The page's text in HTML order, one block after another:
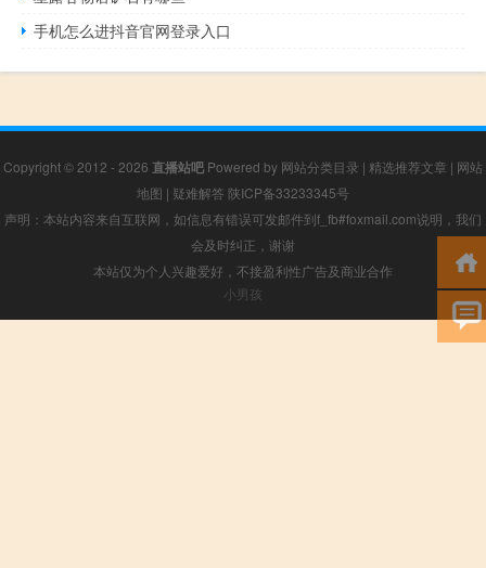
手机怎么进抖音官网登录入口
Copyright © 2012 - 2026 直播站吧 Powered by 网站分类目录 | 精选推荐文章 | 网站
地图 | 疑难解答 陕ICP备33233345号
声明：本站内容来自互联网，如信息有错误可发邮件到f_fb#foxmail.com说明，我们
会及时纠正，谢谢
本站仅为个人兴趣爱好，不接盈利性广告及商业合作
小男孩